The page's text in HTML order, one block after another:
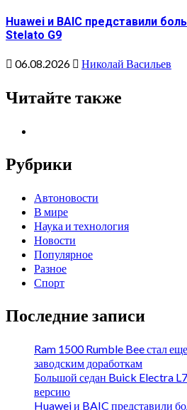
Huawei и BAIC представили
Stelato G9
06.08.2026 Николай Васильев
Читайте также
Рубрики
Автоновости
В мире
Наука и технология
Новости
Популярное
Разное
Спорт
Последние записи
Ram 1500 Rumble Bee стал еще
заводским доработкам
Большой седан Buick Electra
версию
Huawei и BAIC представили